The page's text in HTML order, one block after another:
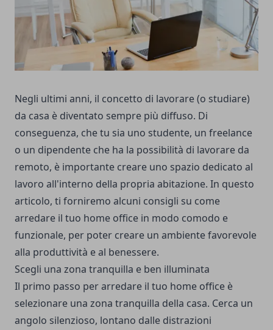
Negli ultimi anni, il concetto di lavorare (o studiare)
da casa è diventato sempre più diffuso. Di
conseguenza, che tu sia uno studente, un freelance
o un dipendente che ha la possibilità di lavorare da
remoto, è importante creare uno spazio dedicato al
lavoro all'interno della propria abitazione. In questo
articolo, ti forniremo alcuni consigli su come
arredare il tuo home office in modo comodo e
funzionale, per poter creare un ambiente favorevole
alla produttività e al benessere.
Scegli una zona tranquilla e ben illuminata
Il primo passo per arredare il tuo home office è
selezionare una zona tranquilla della casa. Cerca un
angolo silenzioso, lontano dalle distrazioni